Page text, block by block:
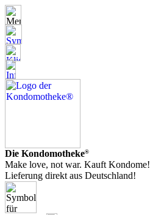
Die Kondomotheke®
Make love, not war. Kauft Kondome!
Lieferung direkt aus Deutschland!